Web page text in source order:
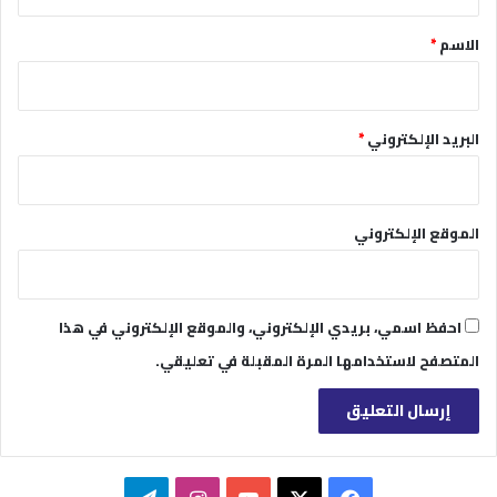
*الاسم*
البريد الإلكتروني*
الموقع الإلكتروني
احفظ اسمي، بريدي الإلكتروني، والموقع الإلكتروني في هذا
المتصفح لاستخدامها المرة المقبلة في تعليقي.